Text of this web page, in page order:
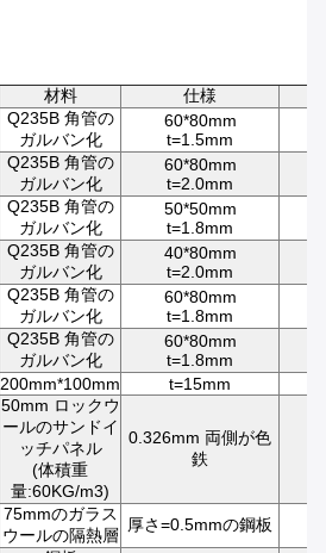
材料
仕様
Q235B 角管の
ガルバン化
60*80mm
t=1.5mm
Q235B 角管の
ガルバン化
60*80mm
t=2.0mm
Q235B 角管の
ガルバン化
50*50mm
t=1.8mm
Q235B 角管の
ガルバン化
40*80mm
t=2.0mm
Q235B 角管の
ガルバン化
60*80mm
t=1.8mm
Q235B 角管の
ガルバン化
60*80mm
t=1.8mm
200mm*100mm t=15mm
50mm ロックウ
ールのサンドイ
ッチパネル
(体積重
量:60KG/m3)
0.326mm 両側が色
鉄
75mmのガラス
ウールの隔熱層
厚さ=0.5mmの鋼板